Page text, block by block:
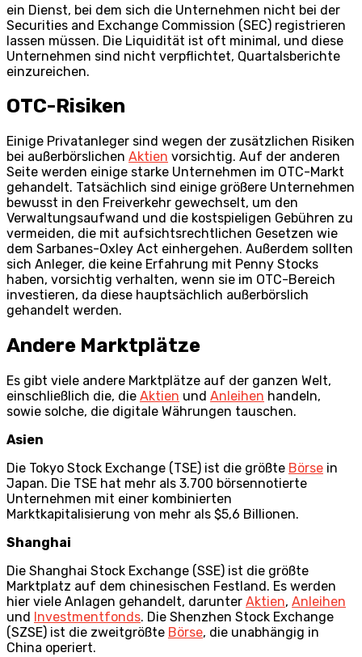
ein Dienst, bei dem sich die Unternehmen nicht bei der
Securities and Exchange Commission (SEC) registrieren
lassen müssen. Die Liquidität ist oft minimal, und diese
Unternehmen sind nicht verpflichtet, Quartalsberichte
einzureichen.
OTC-Risiken
Einige Privatanleger sind wegen der zusätzlichen Risiken
bei außerbörslichen Aktien vorsichtig. Auf der anderen
Seite werden einige starke Unternehmen im OTC-Markt
gehandelt. Tatsächlich sind einige größere Unternehmen
bewusst in den Freiverkehr gewechselt, um den
Verwaltungsaufwand und die kostspieligen Gebühren zu
vermeiden, die mit aufsichtsrechtlichen Gesetzen wie
dem Sarbanes-Oxley Act einhergehen. Außerdem sollten
sich Anleger, die keine Erfahrung mit Penny Stocks
haben, vorsichtig verhalten, wenn sie im OTC-Bereich
investieren, da diese hauptsächlich außerbörslich
gehandelt werden.
Andere Marktplätze
Es gibt viele andere Marktplätze auf der ganzen Welt,
einschließlich die, die Aktien und Anleihen handeln,
sowie solche, die digitale Währungen tauschen.
Asien
Die Tokyo Stock Exchange (TSE) ist die größte Börse in
Japan. Die TSE hat mehr als 3.700 börsennotierte
Unternehmen mit einer kombinierten
Marktkapitalisierung von mehr als $5,6 Billionen.
Shanghai
Die Shanghai Stock Exchange (SSE) ist die größte
Marktplatz auf dem chinesischen Festland. Es werden
hier viele Anlagen gehandelt, darunter Aktien, Anleihen
und Investmentfonds. Die Shenzhen Stock Exchange
(SZSE) ist die zweitgrößte Börse, die unabhängig in
China operiert.